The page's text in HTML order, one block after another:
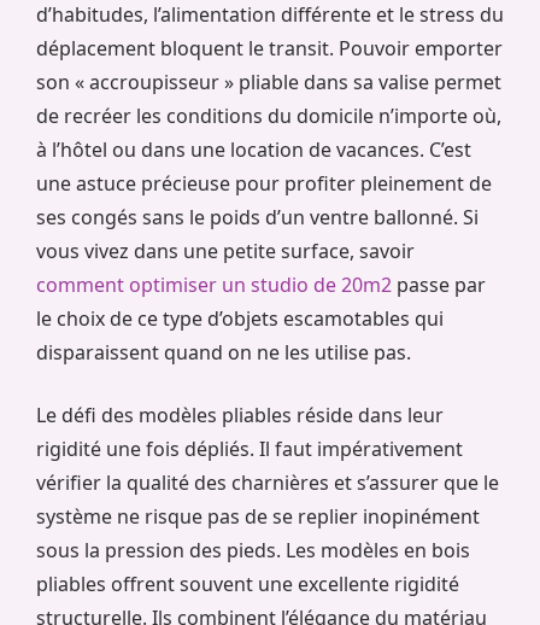
d’habitudes, l’alimentation différente et le stress du
déplacement bloquent le transit. Pouvoir emporter
son « accroupisseur » pliable dans sa valise permet
de recréer les conditions du domicile n’importe où,
à l’hôtel ou dans une location de vacances. C’est
une astuce précieuse pour profiter pleinement de
ses congés sans le poids d’un ventre ballonné. Si
vous vivez dans une petite surface, savoir
comment optimiser un studio de 20m2 passe par
le choix de ce type d’objets escamotables qui
disparaissent quand on ne les utilise pas.
Le défi des modèles pliables réside dans leur
rigidité une fois dépliés. Il faut impérativement
vérifier la qualité des charnières et s’assurer que le
système ne risque pas de se replier inopinément
sous la pression des pieds. Les modèles en bois
pliables offrent souvent une excellente rigidité
structurelle. Ils combinent l’élégance du matériau